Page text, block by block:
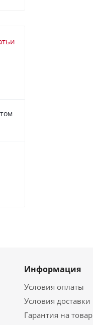
Информация
Условия оплаты
Условия доставки
Гарантия на товар